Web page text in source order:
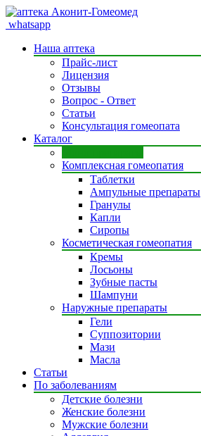
whatsapp
Наша аптека
Прайс-лист
Лицензия
Отзывы
Вопрос - Ответ
Статьи
Консультация гомеопата
Каталог
Комплексная гомеопатия
Таблетки
Ампульные препараты
Гранулы
Капли
Сиропы
Косметическая гомеопатия
Кремы
Лосьоны
Зубные пасты
Шампуни
Наружные препараты
Гели
Суппозитории
Мази
Масла
Статьи
По заболеваниям
Детские болезни
Женские болезни
Мужские болезни